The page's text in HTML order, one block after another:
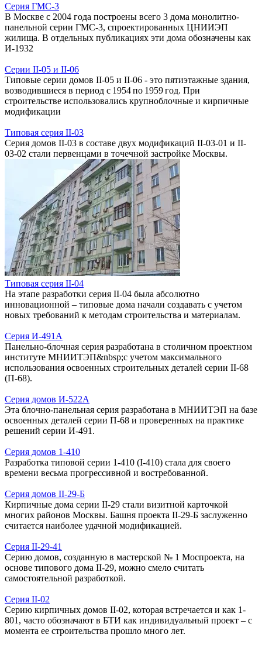
Серия ГМС-3
В Москве с 2004 года построены всего 3 дома монолитно-
панельной серии ГМС-3, спроектированных ЦНИИЭП
жилища. В отдельных публикациях эти дома обозначены как
И-1932
Серии II-05 и II‑06
Типовые серии домов II-05 и II-06 - это пятиэтажные здания,
возводившиеся в период с 1954 по 1959 год. При
строительстве использовались крупноблочные и кирпичные
модификации
Типовая серия II-03
Серия домов II-03 в составе двух модификаций II-03-01 и II-
03-02 стали первенцами в точечной застройке Москвы.
Типовая серия II-04
На этапе разработки серия II-04 была абсолютно
инновационной – типовые дома начали создавать с учетом
новых требований к методам строительства и материалам.
Серия И-491А
Панельно-блочная серия разработана в столичном проектном
институте МНИИТЭП&nbsp;с учетом максимального
использования освоенных строительных деталей серии II-68
(П-68).
Серия домов И-522А
Эта блочно-панельная серия разработана в МНИИТЭП на базе
освоенных деталей серии П-68 и проверенных на практике
решений серии И-491.
Серия домов 1-410
Разработка типовой серии 1-410 (I-410) стала для своего
времени весьма прогрессивной и востребованной.
Серия домов II-29-Б
Кирпичные дома серии II-29 стали визитной карточкой
многих районов Москвы. Башня проекта II-29-Б заслуженно
считается наиболее удачной модификацией.
Серия II-29-41
Серию домов, созданную в мастерской № 1 Моспроекта, на
основе типового дома II-29, можно смело считать
самостоятельной разработкой.
Серия II-02
Серию кирпичных домов II-02, которая встречается и как 1-
801, часто обозначают в БТИ как индивидуальный проект – с
момента ее строительства прошло много лет.